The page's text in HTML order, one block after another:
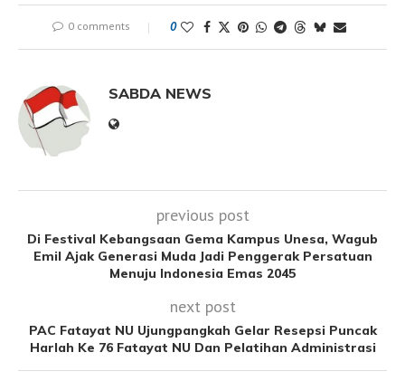
0 comments 0
SABDA NEWS
previous post
Di Festival Kebangsaan Gema Kampus Unesa, Wagub
Emil Ajak Generasi Muda Jadi Penggerak Persatuan
Menuju Indonesia Emas 2045
next post
PAC Fatayat NU Ujungpangkah Gelar Resepsi Puncak
Harlah Ke 76 Fatayat NU Dan Pelatihan Administrasi